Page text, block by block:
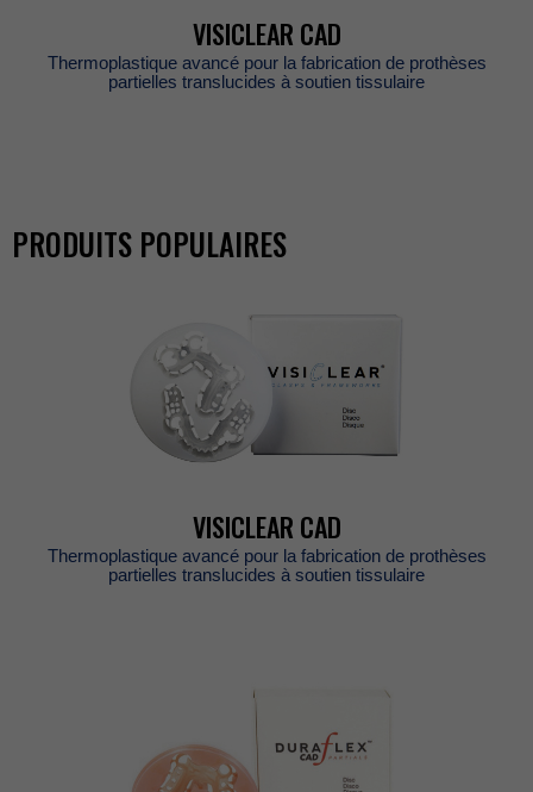
VISICLEARCAD
Thermoplastiqueavancépourlafabricationdeprothèses
partiellestranslucidesàsoutientissulaire
PRODUITSPOPULAIRES
VISICLEARCAD
Thermoplastiqueavancépourlafabricationdeprothèses
partiellestranslucidesàsoutientissulaire